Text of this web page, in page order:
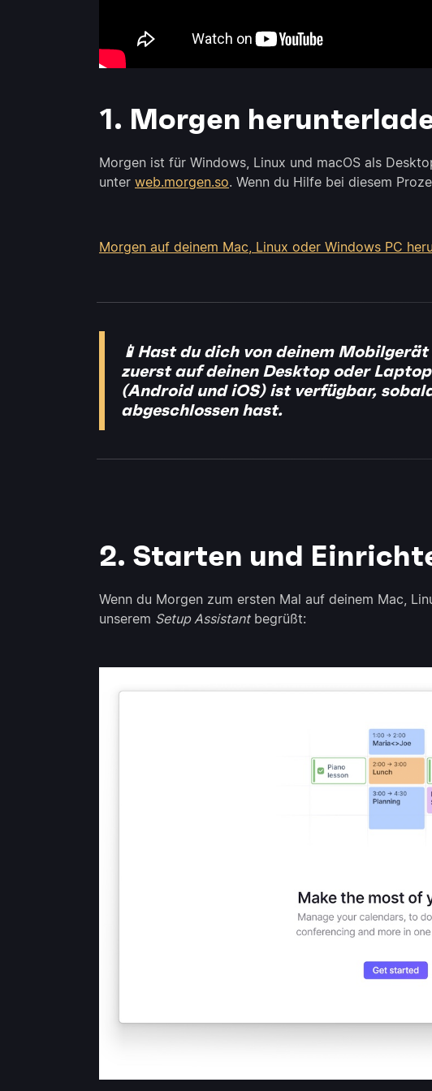
1. Morgen
Morgen ist für Windows, Linux und macOS als
unter web.morgen.so. Wenn du Hilfe bei diesem
Morgen auf deinem Mac, Linux oder Windows PC
📱Hast du dich von deinem
zuerst auf deinen Desktop oder
(Android und iOS) ist verfügbar,
abgeschlossen hast.
2. Starten und
Wenn du Morgen zum ersten Mal auf deinem Mac,
unserem Setup Assistantbegrüßt: